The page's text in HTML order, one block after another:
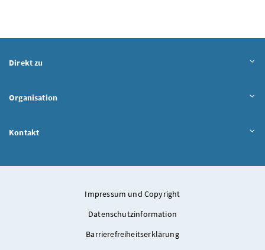
Direkt zu
Organisation
Kontakt
Impressum und Copyright
Datenschutzinformation
Barrierefreiheitserklärung